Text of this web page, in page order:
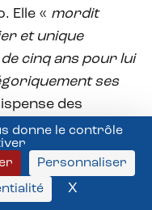
donne le contrôle
Personnaliser
X
Elle « mordit
et unique
cinq ans pour lui
ses
des
au delà), il était
et paradoxal
suivit jamais un
Dans son